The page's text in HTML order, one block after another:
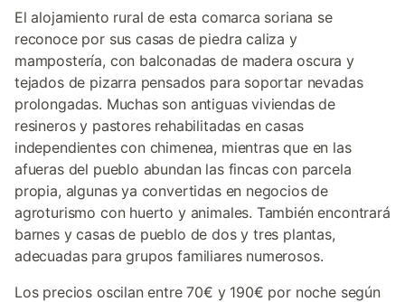
El alojamiento rural de esta comarca soriana se
reconoce por sus casas de piedra caliza y
mampostería, con balconadas de madera oscura y
tejados de pizarra pensados para soportar nevadas
prolongadas. Muchas son antiguas viviendas de
resineros y pastores rehabilitadas en casas
independientes con chimenea, mientras que en las
afueras del pueblo abundan las fincas con parcela
propia, algunas ya convertidas en negocios de
agroturismo con huerto y animales. También encontrará
barnes y casas de pueblo de dos y tres plantas,
adecuadas para grupos familiares numerosos.
Los precios oscilan entre 70€ y 190€ por noche según